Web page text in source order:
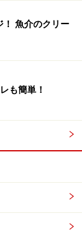
温に戻す。
戻します。筋
使い、肉を叩
肉を置きいれ
ます。そのま
！ 魚介のクリー
も簡単！